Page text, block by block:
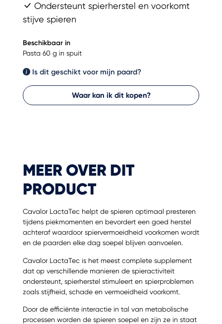
Ondersteunt spierherstel en voorkomt
stijve spieren
Beschikbaar in
Pasta 60 g in spuit
Is dit geschikt voor mijn paard?
Waar kan ik dit kopen?
MEER OVER DIT
PRODUCT
Cavalor LactaTec helpt de spieren optimaal presteren
tijdens piekmomenten en bevordert een goed herstel
achteraf waardoor spiervermoeidheid voorkomen wordt
en de paarden elke dag soepel blijven aanvoelen.
Cavalor LactaTec is het meest complete supplement
dat op verschillende manieren de spieractiviteit
ondersteunt, spierherstel stimuleert en spierproblemen
zoals stijfheid, schade en vermoeidheid voorkomt.
Door de efficiënte interactie in tal van metabolische
processen worden de spieren soepel en zijn ze in staat